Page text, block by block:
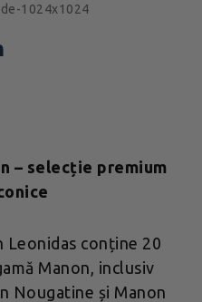
– selecție premium
Leonidas conține 20
Manon, inclusiv
Nougatine și Manon